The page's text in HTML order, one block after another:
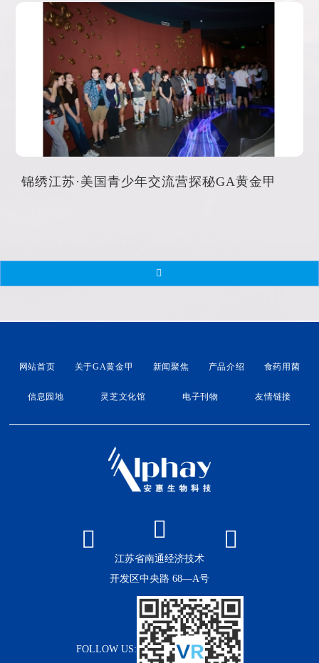
锦绣江苏·美国青少年交流营探秘GA黄金甲
网站首页 关于GA黄金甲 新闻聚焦 产品介绍 食药用菌
信息园地 灵芝文化馆 电子刊物 友情链接
江苏省南通经济技术
开发区中央路 68—A号
FOLLOW US: